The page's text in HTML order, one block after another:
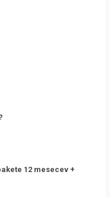
12 mesecev +